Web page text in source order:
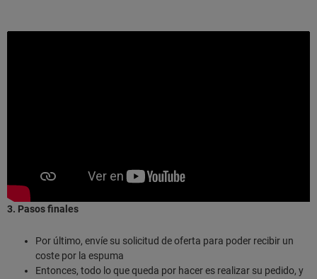
3. Pasos finales
Por último, envíe su solicitud de oferta para poder recibir un
coste por la espuma
Entonces, todo lo que queda por hacer es realizar su pedido, y